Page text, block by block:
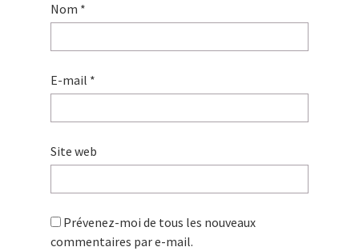
Nom *
E-mail *
Site web
Prévenez-moi de tous les nouveaux
commentaires par e-mail.